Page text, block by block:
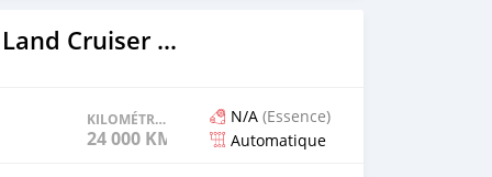
2023 Toyota Land Cruiser Prado
KILOMÉTRAGE
24 000 KM
N/A (Essence)
Automatique